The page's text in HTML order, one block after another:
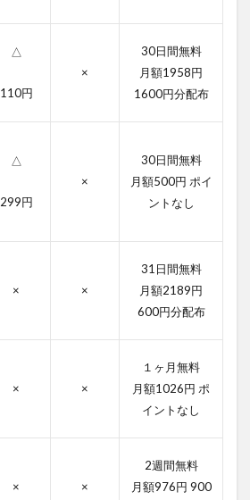
△
110円
×
30日間無料
月額1958円
1600円分配布
△
299円
×
30日間無料
月額500円 ポイ
ントなし
× ×
31日間無料
月額2189円
600円分配布
× ×
１ヶ月無料
月額1026円 ポ
イントなし
× ×
2週間無料
月額976円 900